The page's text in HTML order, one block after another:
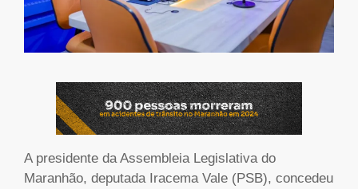
A presidente da Assembleia Legislativa do
Maranhão, deputada Iracema Vale (PSB), concedeu